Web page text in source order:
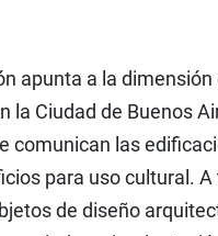
apunta a la
la Ciudad de Buenos
comunican las
para uso cultural.
de diseño